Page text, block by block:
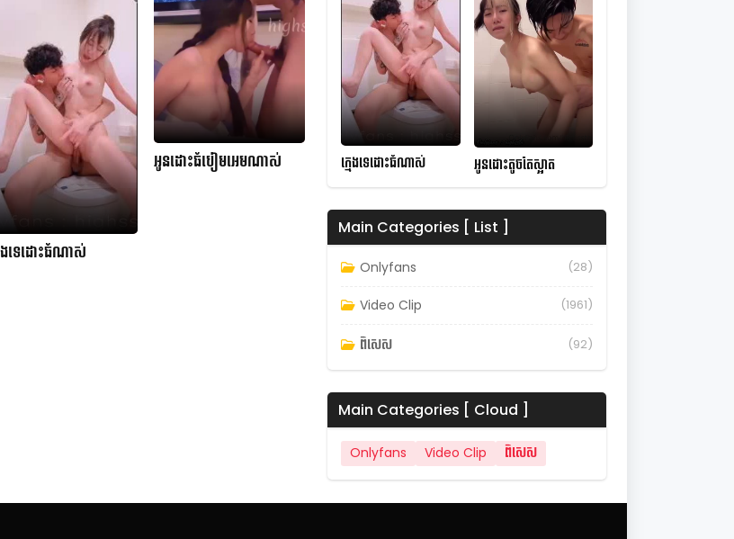
ងទេដោះធំណាស់
អូនដោះធំបៀមអេមណាស់ ក្មេងទេដោះធំណាស់ អូនដោះតូចតែស្អាត
Main Categories [ List ]
Onlyfans (28)
Video Clip (1961)
ពិសេស (92)
Main Categories [ Cloud ]
Onlyfans Video Clip ពិសេស